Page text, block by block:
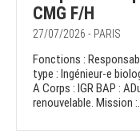
CMG F/H
27/07/2026 - PARIS
Fonctions :
type : Ingénieur-e
A Corps : IGR BAP :
renouvelable. Mission